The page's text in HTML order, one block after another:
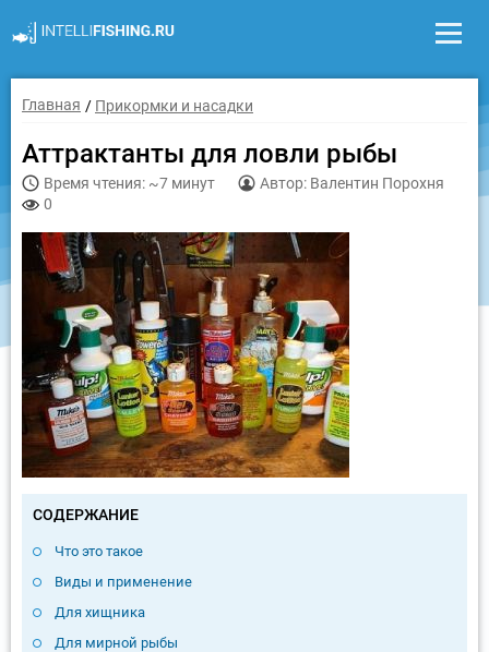
Главная Прикормки и насадки
Аттрактанты для ловли рыбы
Время чтения: ~7 минут
Автор: Валентин Порохня
0
СОДЕРЖАНИЕ
Что это такое
Виды и применение
Для хищника
Для мирной рыбы